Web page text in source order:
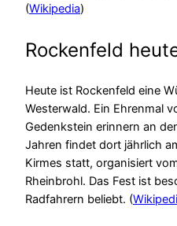
(Wikipedia)
Rockenfeld
Heute ist Rockenfeld eine
Westerwald. Ein Ehrenmal
Gedenkstein erinnern an
Jahren findet dort jährlich
Kirmes statt, organisiert
Rheinbrohl. Das Fest ist
Radfahrern beliebt. (